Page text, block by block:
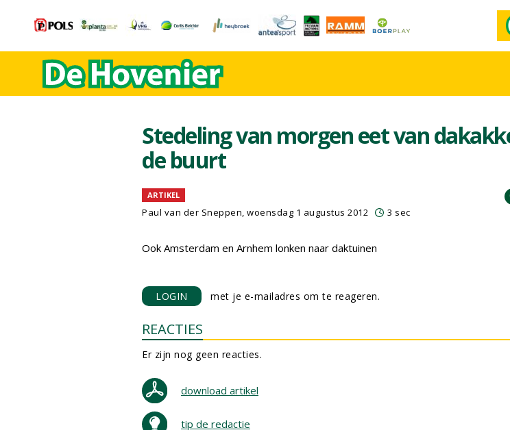
Stedeling van morgen eet van
de buurt
ARTIKEL
Paul van der Sneppen, woensdag 1 augustus 2012 3 sec
Ook Amsterdam en Arnhem lonken naar daktuinen
LOGIN met je e-mailadres om te reageren.
REACTIES
Er zijn nog geen reacties.
download artikel
tip de redactie